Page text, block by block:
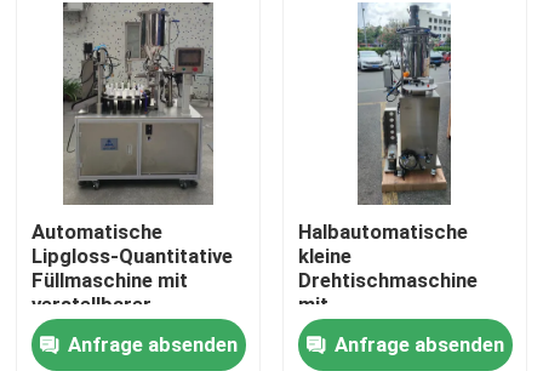
Startseite
Produkte
Automatische
Lipgloss-Quantitative
Füllmaschine mit
verstellbarer
Vibrationsplatte
Anfrage absenden
Halbautomatische
kleine
Drehtischmaschine
mit
Doppelkopfmaskara
und Lipgloss
Anfrage absenden